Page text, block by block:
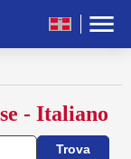
- Italiano